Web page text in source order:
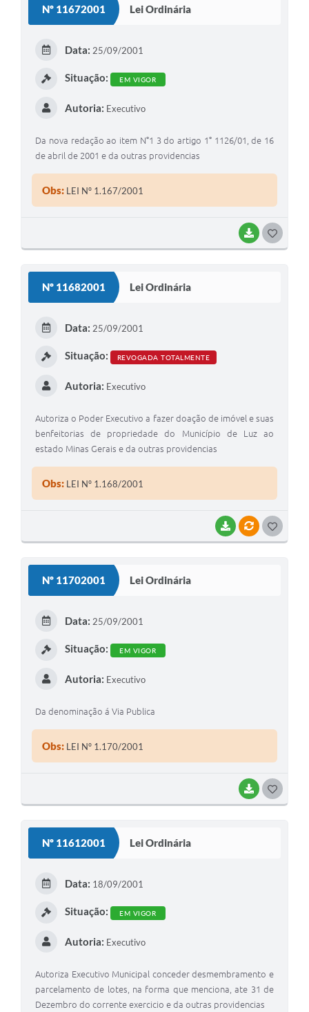
Nº 11672001 Lei Ordinária
BAIXAR
Data: 25/09/2001
Situação: EM VIGOR
Autoria: Executivo
Da nova redação ao item N°1 3 do artigo 1° 1126/01, de 16
de abril de 2001 e da outras providencias
Obs: LEI Nº 1.167/2001
Nº 11682001 Lei Ordinária
BAIXARVÍNCULOS
Data: 25/09/2001
Situação: REVOGADA TOTALMENTE
Autoria: Executivo
Autoriza o Poder Executivo a fazer doação de imóvel e suas
benfeitorias de propriedade do Município de Luz ao
estado Minas Gerais e da outras providencias
Obs: LEI Nº 1.168/2001
Nº 11702001 Lei Ordinária
BAIXAR
Data: 25/09/2001
Situação: EM VIGOR
Autoria: Executivo
Da denominação á Via Publica
Obs: LEI Nº 1.170/2001
Nº 11612001 Lei Ordinária
Data: 18/09/2001
Situação: EM VIGOR
Autoria: Executivo
Autoriza Executivo Municipal conceder desmembramento e
parcelamento de lotes, na forma que menciona, ate 31 de
Dezembro do corrente exercicio e da outras providencias